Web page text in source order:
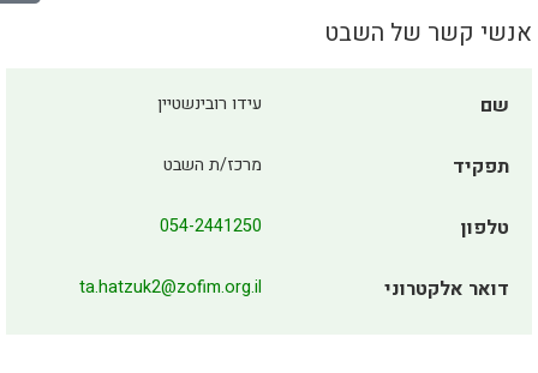
אנשי קשר של השבט
שם עידו רובינשטיין
תפקיד מרכז/ת השבט
טלפון 054-2441250
דואר אלקטרוני ta.hatzuk2@zofim.org.il